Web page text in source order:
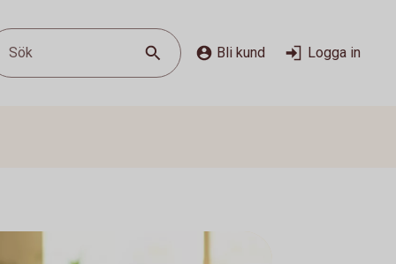
Sök Bli kund Logga in